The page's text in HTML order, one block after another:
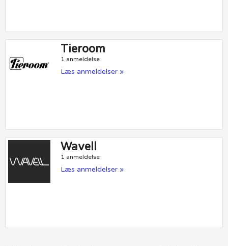
Tieroom
1 anmeldelse
Læs anmeldelser »
Wavell
1 anmeldelse
Læs anmeldelser »